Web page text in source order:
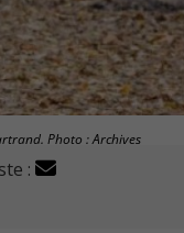
Photo : Archives
: